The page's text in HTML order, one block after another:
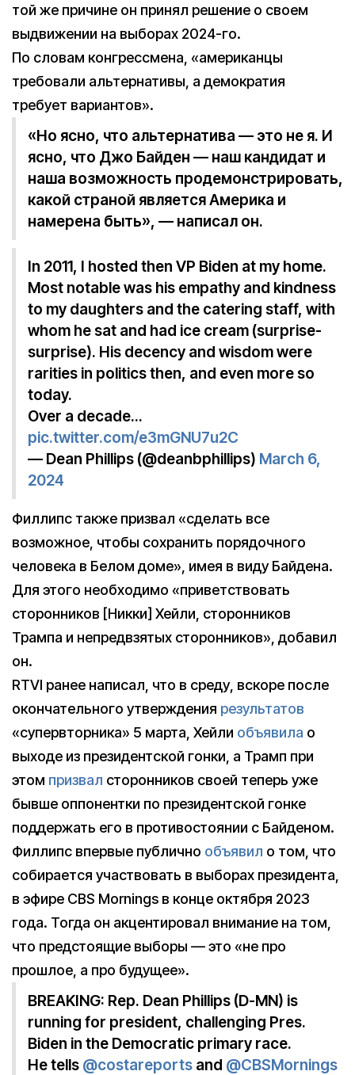
той же причине он принял решение о своем
выдвижении на выборах 2024-го.
По словам конгрессмена, «американцы
требовали альтернативы, а демократия
требует вариантов».
«Но ясно, что альтернатива — это не я. И
ясно, что Джо Байден — наш кандидат и
наша возможность продемонстрировать,
какой страной является Америка и
намерена быть», — написал он.
In 2011, I hosted then VP Biden at my home.
Most notable was his empathy and kindness
to my daughters and the catering staff, with
whom he sat and had ice cream (surprise-
surprise). His decency and wisdom were
rarities in politics then, and even more so
today.
Over a decade…
pic.twitter.com/e3mGNU7u2C
— Dean Phillips (@deanbphillips) March 6,
2024
Филлипс также призвал «сделать все
возможное, чтобы сохранить порядочного
человека в Белом доме», имея в виду Байдена.
Для этого необходимо «приветствовать
сторонников [Никки] Хейли, сторонников
Трампа и непредвзятых сторонников», добавил
он.
RTVI ранее написал, что в среду, вскоре после
окончательного утверждения результатов
«супервторника» 5 марта, Хейли объявила о
выходе из президентской гонки, а Трамп при
этом призвал сторонников своей теперь уже
бывше оппонентки по президентской гонке
поддержать его в противостоянии с Байденом.
Филлипс впервые публично объявил о том, что
собирается участвовать в выборах президента,
в эфире CBS Mornings в конце октября 2023
года. Тогда он акцентировал внимание на том,
что предстоящие выборы — это «не про
прошлое, а про будущее».
BREAKING: Rep. Dean Phillips (D-MN) is
running for president, challenging Pres.
Biden in the Democratic primary race.
He tells @costareports and @CBSMornings